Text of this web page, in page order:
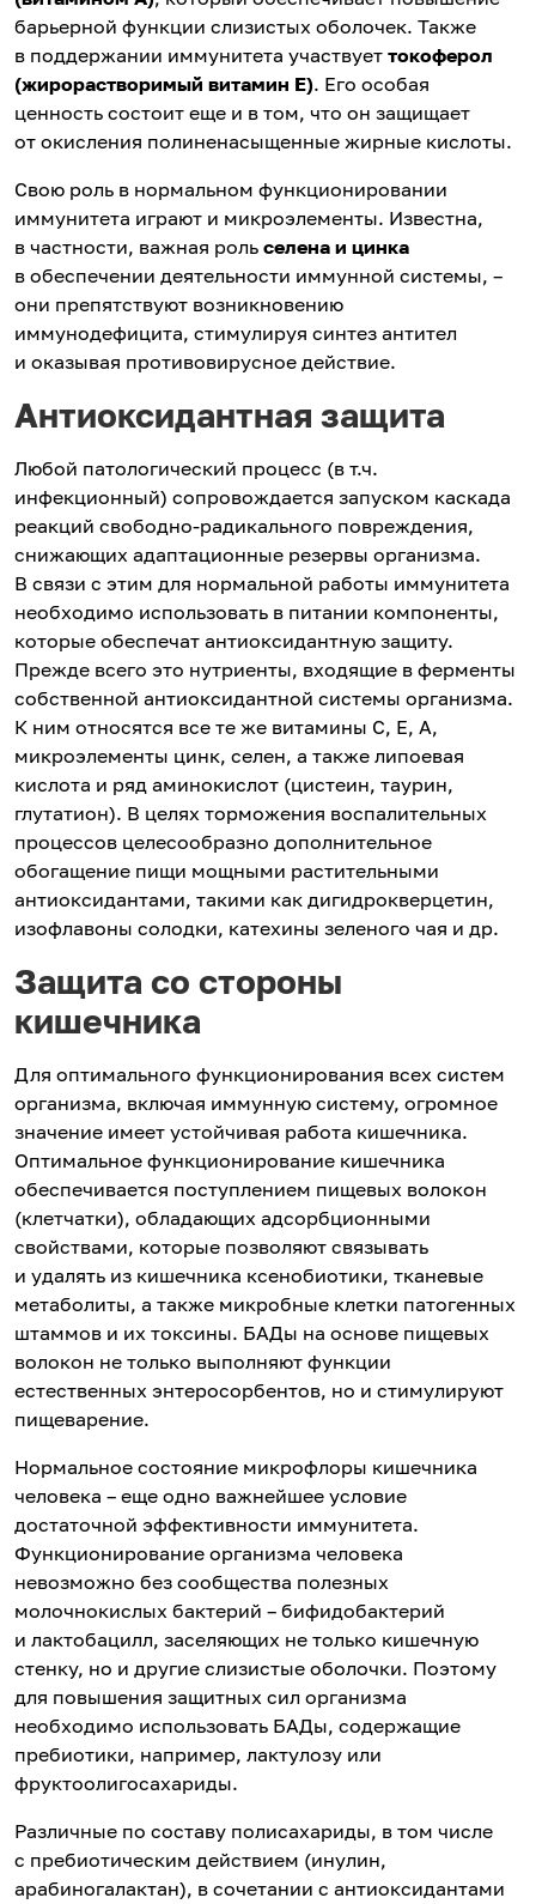
барьерной функции слизистых оболочек. Также
в поддержании иммунитета участвует токоферол
(жирорастворимый витамин Е). Его особая
ценность состоит еще и в том, что он защищает
от окисления полиненасыщенные жирные кислоты.
Свою роль в нормальном функционировании
иммунитета играют и микроэлементы. Известна,
в частности, важная роль селена и цинка
в обеспечении деятельности иммунной системы, –
они препятствуют возникновению
иммунодефицита, стимулируя синтез антител
и оказывая противовирусное действие.
Антиоксидантная защита
Любой патологический процесс (в т.ч.
инфекционный) сопровождается запуском каскада
реакций свободно-радикального повреждения,
снижающих адаптационные резервы организма.
В связи с этим для нормальной работы иммунитета
необходимо использовать в питании компоненты,
которые обеспечат антиоксидантную защиту.
Прежде всего это нутриенты, входящие в ферменты
собственной антиоксидантной системы организма.
К ним относятся все те же витамины С, E, A,
микроэлементы цинк, селен, а также липоевая
кислота и ряд аминокислот (цистеин, таурин,
глутатион). В целях торможения воспалительных
процессов целесообразно дополнительное
обогащение пищи мощными растительными
антиоксидантами, такими как дигидрокверцетин,
изофлавоны солодки, катехины зеленого чая и др.
Защита со стороны
кишечника
Для оптимального функционирования всех систем
организма, включая иммунную систему, огромное
значение имеет устойчивая работа кишечника.
Оптимальное функционирование кишечника
обеспечивается поступлением пищевых волокон
(клетчатки), обладающих адсорбционными
свойствами, которые позволяют связывать
и удалять из кишечника ксенобиотики, тканевые
метаболиты, а также микробные клетки патогенных
штаммов и их токсины. БАДы на основе пищевых
волокон не только выполняют функции
естественных энтеросорбентов, но и стимулируют
пищеварение.
Нормальное состояние микрофлоры кишечника
человека – еще одно важнейшее условие
достаточной эффективности иммунитета.
Функционирование организма человека
невозможно без сообщества полезных
молочнокислых бактерий – бифидобактерий
и лактобацилл, заселяющих не только кишечную
стенку, но и другие слизистые оболочки. Поэтому
для повышения защитных сил организма
необходимо использовать БАДы, содержащие
пребиотики, например, лактулозу или
фруктоолигосахариды.
Различные по составу полисахариды, в том числе
с пребиотическим действием (инулин,
арабиногалактан), в сочетании с антиоксидантами